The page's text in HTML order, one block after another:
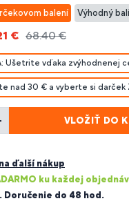
balení Výhodný
68.40 €
€
Ušetrite vďaka zvýhodnenej
nad 30 € a vyberte si darček
VLOŽIŤ DO
na ďalší nákup
ku každej
Doručenie do 48 hod.